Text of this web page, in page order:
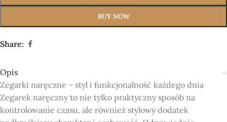
BUY NOW
Share:
Opis
Zegarki naręczne – styl i funkcjonalność każdego dnia
Zegarek naręczny to nie tylko praktyczny sposób na
kontrolowanie czasu, ale również stylowy dodatek